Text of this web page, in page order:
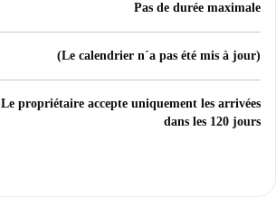
Pas de durée maximale
(Le calendrier n´a pas été mis à jour)
Le propriétaire accepte uniquement les arrivées
dans les 120 jours